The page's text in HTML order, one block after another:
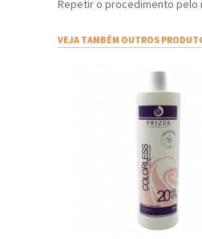
Repetir o procedimento pelo
VEJA TAMBÉM OUTROS